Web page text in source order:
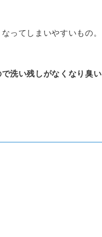
ってしまいやすいもの。
洗い残しがなくなり臭い